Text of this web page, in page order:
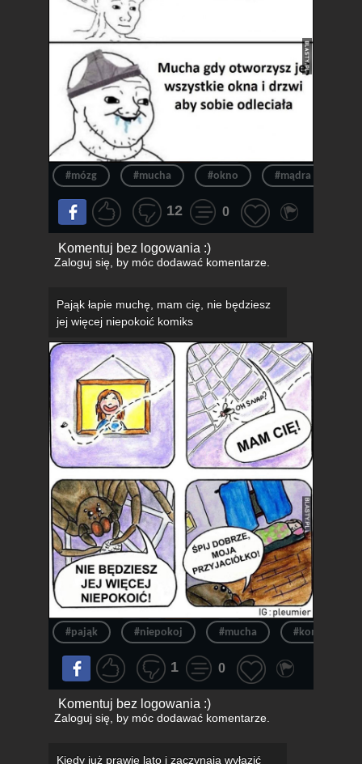
#mózg #mucha #okno #mądra
12 0
Komentuj bez logowania :)
Zaloguj się, by móc dodawać komentarze.
Pająk łapie muchę, mam cię, nie będziesz
jej więcej niepokoić komiks
#pająk #niepokoj #mucha #komiks
1 0
Komentuj bez logowania :)
Zaloguj się, by móc dodawać komentarze.
Kiedy już prawie lato i zaczynają wyłazić